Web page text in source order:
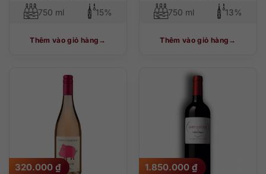
750 ml 15%
Thêm vào giỏ hàng
750 ml 13%
Thêm vào giỏ hàng
320.000 ₫ 1.850.000 ₫